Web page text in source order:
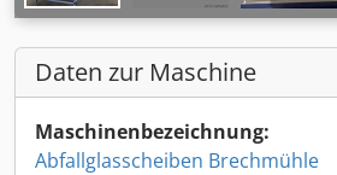
Daten zur Maschine
Maschinenbezeichnung:
Abfallglasscheiben Brechmühle